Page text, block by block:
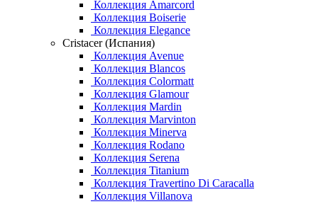
Коллекция Amarcord
Коллекция Boiserie
Коллекция Elegance
Cristacer (Испания)
Коллекция Avenue
Коллекция Blancos
Коллекция Colormatt
Коллекция Glamour
Коллекция Mardin
Коллекция Marvinton
Коллекция Minerva
Коллекция Rodano
Коллекция Serena
Коллекция Titanium
Коллекция Travertino Di Caracalla
Коллекция Villanova